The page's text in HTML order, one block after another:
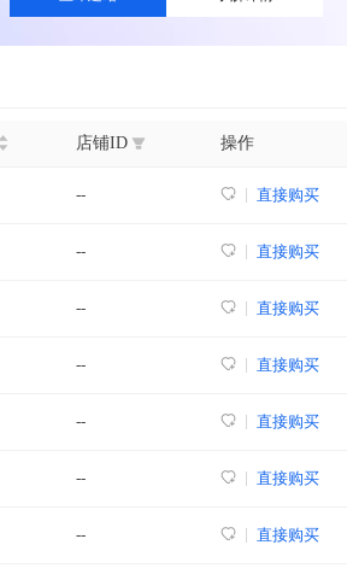
店铺ID 操作
-- 直接购买
-- 直接购买
-- 直接购买
-- 直接购买
-- 直接购买
-- 直接购买
-- 直接购买